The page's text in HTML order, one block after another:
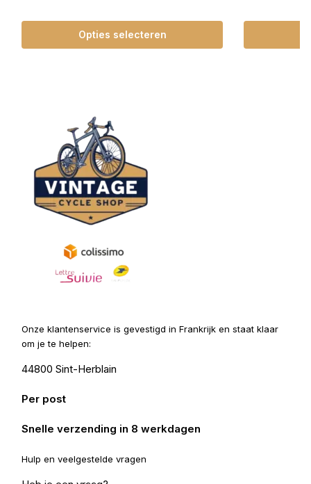
Opties selecteren
Onze klantenservice is gevestigd in Frankrijk en staat klaar
om je te helpen:
44800 Sint-Herblain
Per post
Snelle verzending in 8 werkdagen
Hulp en veelgestelde vragen